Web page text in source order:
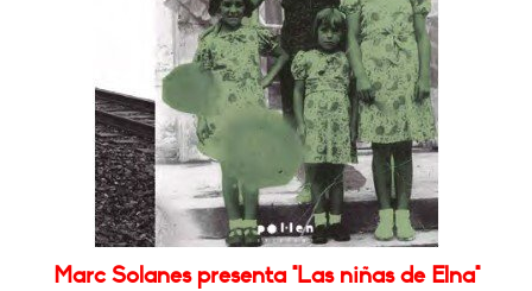
Marc Solanes presenta "Las niñas de Elna"